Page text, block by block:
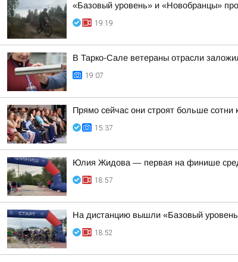
«Базовый уровень» и «Новобранцы»
19:19
В Тарко-Сале ветераны отрасли
19:07
Прямо сейчас они строят больше сотни
15:37
Юлия Жидова — первая на финише
18:57
На дистанцию вышли «Базовый
18:52